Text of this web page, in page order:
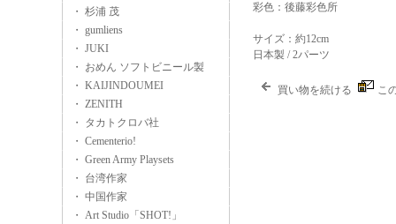
・ 杉浦 茂
・ gumliens
・ JUKI
・ おめん ソフトビニール製
・ KAIJINDOUMEI
・ ZENITH
・ タカトクロバ社
・ Cementerio!
・ Green Army Playsets
・ 台湾作家
・ 中国作家
・ Art Studio「SHOT!」
彩色：後藤彩色所
サイズ：約12cm
日本製 / 2パーツ
買い物を続ける こ